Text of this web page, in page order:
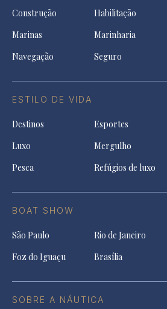
Construção Habilitação
Marinas
Marinharia
Navegação
Seguro
ESTILO DE VIDA
Destinos Esportes
Luxo
Mergulho
Pesca
Refúgios de luxo
BOAT SHOW
São Paulo Rio de Janeiro
Foz do Iguaçu
Brasília
SOBRE A NÁUTICA